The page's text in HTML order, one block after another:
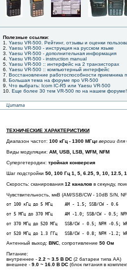
Полезные ссылки:
1. Yaesu VR-500. Рейтинг, отзывы и оценки
2. Yaesu VR-500 - инструкция на русском языке
3. Yaesu VR-500 - дополнительная информация
4. Yaesu VR-500 - instruction manual
5. Yaesu VR-500 :: интерфейс на 2 транзисторах
6. Yaesu VR-500 :: компьютерный интерфейс
7. Восстановление работоспособности приемника
8. Большая тема на форуме про VR-500
9. Что выбрать: Icom IC-R5 или Yaesu VR-500
10. Еще более 30 тем VR-500 по на нашем форуме!
Цитата
ТЕХНИЧЕСКИЕ ХАРАКТЕРИСТИКИ
Диапазон частот: 100 кГц - 1300 МГцв версии
Виды модуляции: AM, USB, LSB, WFM, NFM
Супергетеродин: тройная конверсия
Шаг подстройки 50, 100 Гц 1, 5, 6.25, 9, 10, 12.5,
Скорость: сканирования 12 каналов в секунду,
Чувствительность, мкВ (AM/SSB/CW - 10dB S/N,
от 520 МГц до 1.3 ГГц   SSB/CW - 0.8; NFM -1.2;
Антенный выход: BNC , сопротивление 50 Ом
Питание:
внутреннее - 2.2 ~ 3.5 В DC (2 батареи типа АА)
внешнее - 9.0 ~ 16.0 В DC (блок питания в